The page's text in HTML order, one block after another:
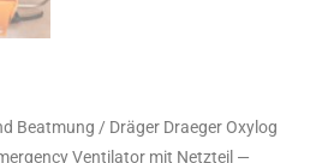
Beatmung / Dräger Draeger Oxylog
Ventilator mit Netzteil —